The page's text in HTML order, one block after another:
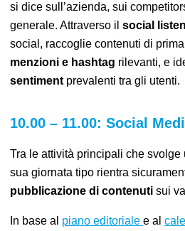
si dice sull’azienda, sui co
generale.Attraverso il social
social, raccoglie contenuti di
menzioni e hashtag rilevanti, e
sentiment prevalenti tra gli utenti.
10.00 – 11.00: Social
Tra le attività principali che svolge
sua giornata tipo rientra
pubblicazione di contenuti sui
In base al piano editoriale e al